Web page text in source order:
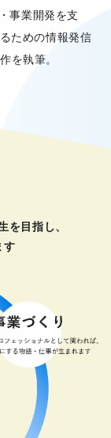
事業開発を支
ための情報発信
を執筆。
を目指し、
す